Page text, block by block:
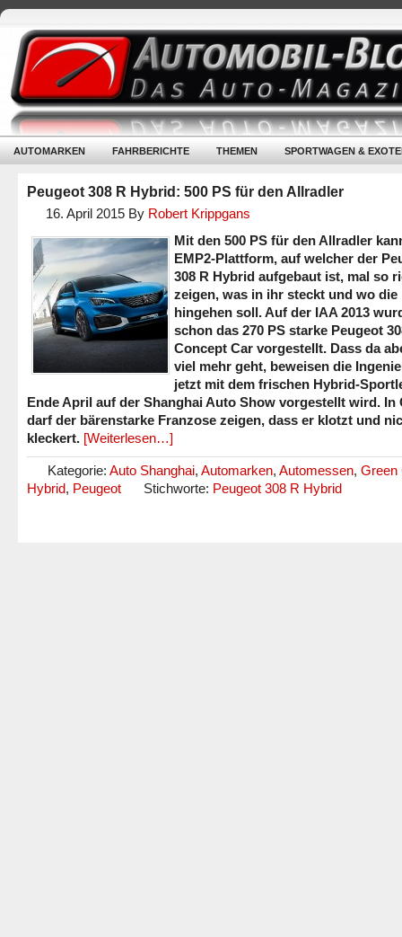
AUTOMARKEN FAHRBERICHTE THEMEN SPORTWAGEN &
Peugeot 308 R Hybrid: 500 PS für den Allradler
16. April 2015 By Robert Krippgans
Mit den 500 PS für den Allradler
EMP2-Plattform, auf welcher der
308 R Hybrid aufgebaut ist, mal so
zeigen, was in ihr steckt und wo die
hingehen soll. Auf der IAA 2013
schon das 270 PS starke Peugeot
Concept Car vorgestellt. Dass da
viel mehr geht, beweisen die
jetzt mit dem frischen Hybrid-
Ende April auf der Shanghai Auto Show vorgestellt wird. In
darf der bärenstarke Franzose zeigen, dass er klotzt und
kleckert. [Weiterlesen…]
Kategorie: Auto Shanghai, Automarken, Automessen, Green
Hybrid, Peugeot Stichworte: Peugeot 308 R Hybrid